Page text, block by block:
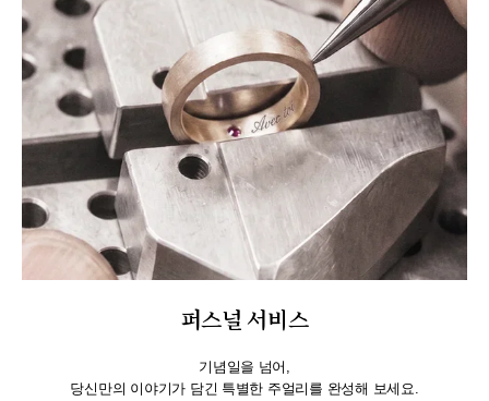
퍼스널 서비스
기념일을 넘어,
당신만의 이야기가 담긴 특별한 주얼리를 완성해 보세요.